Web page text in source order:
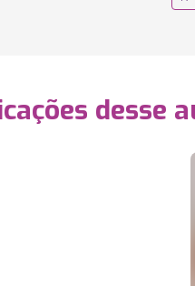
desse